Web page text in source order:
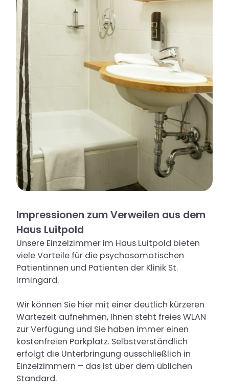
Impressionen zum Verweilen aus dem
Haus Luitpold
Unsere Einzelzimmer im Haus Luitpold bieten
viele Vorteile für die psychosomatischen
Patientinnen und Patienten der Klinik St.
Irmingard.
Wir können Sie hier mit einer deutlich kürzeren
Wartezeit aufnehmen, Ihnen steht freies WLAN
zur Verfügung und Sie haben immer einen
kostenfreien Parkplatz. Selbstverständlich
erfolgt die Unterbringung ausschließlich in
Einzelzimmern – das ist über dem üblichen
Standard.